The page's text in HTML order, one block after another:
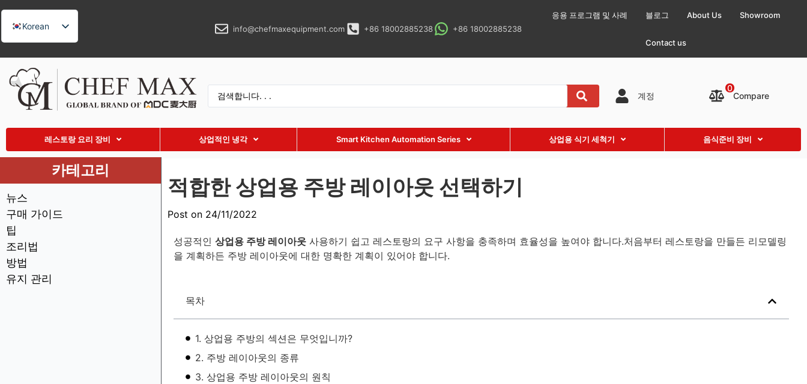
Korean
English
German
French
Spanish
Arabic
Vietnamese
Thai
Malay
Japanese
info@chefmaxequipment.com +86 18002885238 +86 18002885238
응용 프로그램 및 사례 블로그 About Us Showroom
Contact us
계정 Compare
0
레스토랑 요리 장비 상업적인 냉각 Smart Kitchen Automation Series 상업용 식기 세척기 음식준비 장비
카테고리
뉴스
구매 가이드
팁
조리법
방법
유지 관리
적합한 상업용 주방 레이아웃 선택하기
Post on 24/11/2022
성공적인 상업용 주방 레이아웃사용하기 쉽고 레스토랑의 요구 사항을 충족하며 효율성을 높여야 합니다.처음부터 레스토랑을 만들든 리모델링
을 계획하든 주방 레이아웃에 대한 명확한 계획이 있어야 합니다.
목차
1. 상업용 주방의 섹션은 무엇입니까?
2. 주방 레이아웃의 종류
3. 상업용 주방 레이아웃의 원칙